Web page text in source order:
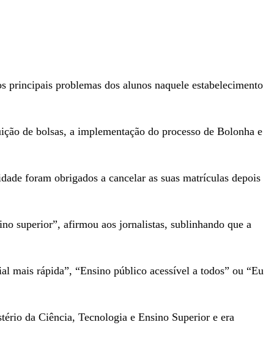
problemas dos alunos naquele estabelecimento
de bolsas, a implementação do processo de Bolonha e
foram obrigados a cancelar as suas matrículas depois
superior”, afirmou aos jornalistas, sublinhando que a
mais rápida”, “Ensino público acessível a todos” ou “Eu
da Ciência, Tecnologia e Ensino Superior e era